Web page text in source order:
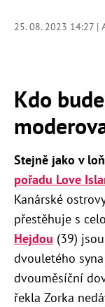
25. 08. 2023 14:27 |
Kdo
Stejně jako v
pořadu Love
Kanárské
přestěhuje s
Hejdou (39)
dvouletého
dvouměsíční
řekla Zorka